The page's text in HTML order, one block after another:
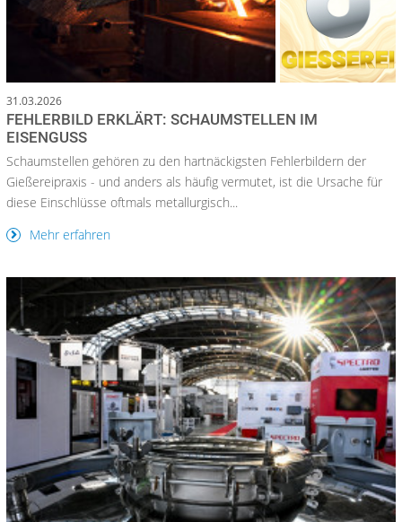
31.03.2026
FEHLERBILD ERKLÄRT: SCHAUMSTELLEN IM
EISENGUSS
Schaumstellen gehören zu den hartnäckigsten Fehlerbildern der
Gießereipraxis - und anders als häufig vermutet, ist die Ursache für
diese Einschlüsse oftmals metallurgisch...
Mehr erfahren